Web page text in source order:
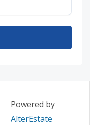
Powered by
AlterEstate